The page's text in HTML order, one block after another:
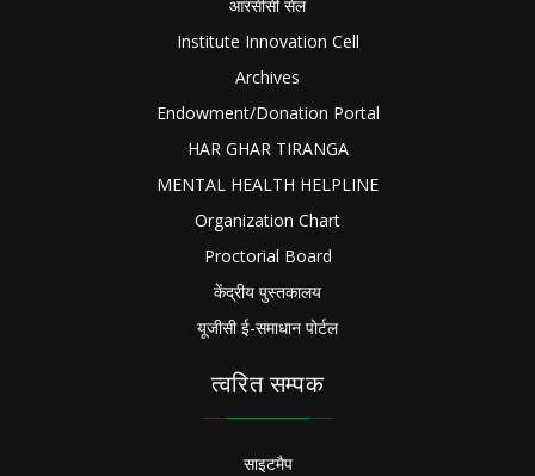
आरसीसी सेल
Institute Innovation Cell
Archives
Endowment/Donation Portal
HAR GHAR TIRANGA
MENTAL HEALTH HELPLINE
Organization Chart
Proctorial Board
केंद्रीय पुस्तकालय
यूजीसी ई-समाधान पोर्टल
त्वरित सम्पक
साइटमैप